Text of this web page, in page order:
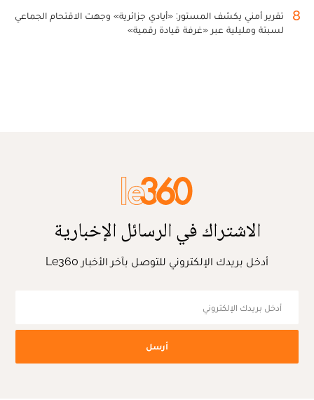
8
تقرير أمني يكشف المستور: «أيادي جزائرية» وجهت الاقتحام الجماعي
لسبتة ومليلية عبر «غرفة قيادة رقمية»
الاشتراك في الرسائل الإخبارية
أدخل بريدك الإلكتروني للتوصل بآخر الأخبار Le360
أرسل